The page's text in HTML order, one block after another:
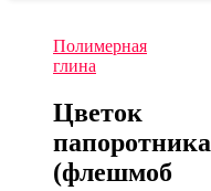
Полимерная
глина
Цветок
папоротника
(флешмоб